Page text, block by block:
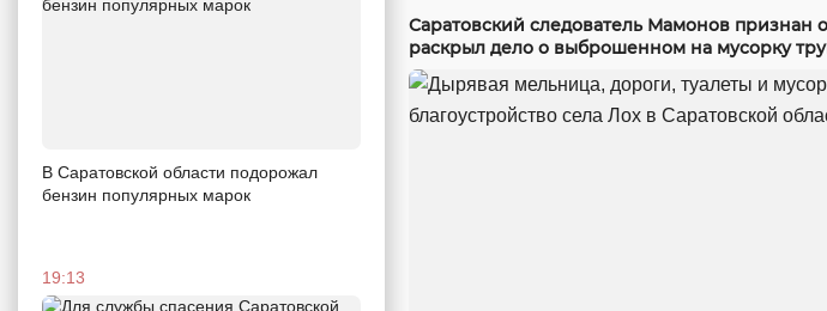
В Саратовской области подорожал
бензин популярных марок
19:13
Саратовский следователь Мамонов
раскрыл дело о выброшенном на мусорку